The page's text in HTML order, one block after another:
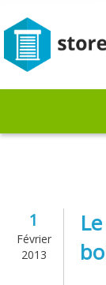
Vous êtes ici
1
Février
2013